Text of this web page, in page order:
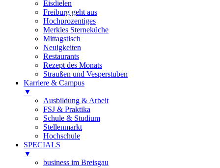
Eisdielen
Freiburg geht aus
Hochprozentiges
Merkles Sterneküche
Mittagstisch
Neuigkeiten
Restaurants
Rezept des Monats
Straußen und Vesperstuben
Karriere & Campus
▼
Ausbildung & Arbeit
FSJ & Praktika
Schule & Studium
Stellenmarkt
Hochschule
SPECIALS
▼
business im Breisgau